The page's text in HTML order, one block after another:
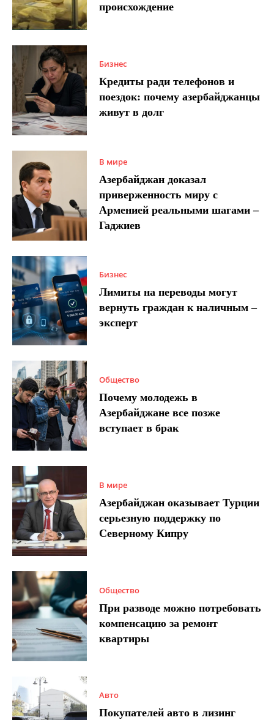
происхождение
Бизнес
Кредиты ради телефонов и
поездок: почему азербайджанцы
живут в долг
В мире
Азербайджан доказал
приверженность миру с
Арменией реальными шагами –
Гаджиев
Бизнес
Лимиты на переводы могут
вернуть граждан к наличным –
эксперт
Общество
Почему молодежь в
Азербайджане все позже
вступает в брак
В мире
Азербайджан оказывает Турции
серьезную поддержку по
Северному Кипру
Общество
При разводе можно потребовать
компенсацию за ремонт
квартиры
Авто
Покупателей авто в лизинг